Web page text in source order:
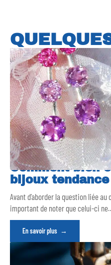
Comment bien
bijoux tendance
Avant d’aborder la question liée
important de noter que celui-ci ne
En savoir plus